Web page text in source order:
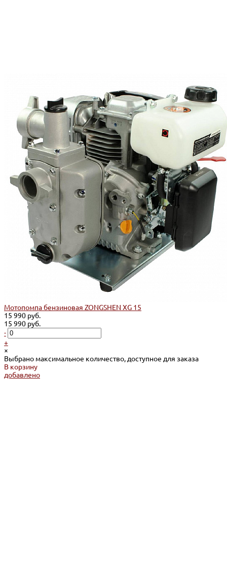
Мотопомпа бензиновая ZONGSHEN XG 15
15 990 руб.
15 990 руб.
-
+
×
Выбрано максимальное количество, доступное для заказа
В корзину
добавлено